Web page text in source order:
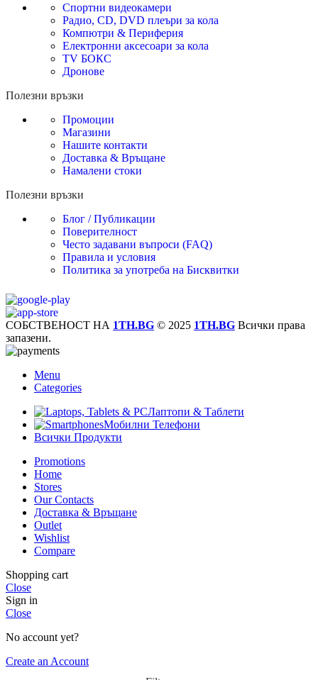
Спортни видеокамери
Радио, CD, DVD плеъри за кола
Компютри & Периферия
Електронни аксесоари за кола
TV БОКС
Дронове
Полезни връзки
Промоции
Магазини
Нашите контакти
Доставка & Връщане
Намалени стоки
Полезни връзки
Блог / Публикации
Поверителност
Често задавани въпроси (FAQ)
Правила и условия
Политика за употреба на Бисквитки
СОБСТВЕНОСТ НА 1TH.BG © 2025 1TH.BG Всички права
запазени.
Menu
Categories
Лаптопи & Таблети
Мобилни Телефони
Всички Продукти
Promotions
Home
Stores
Our Contacts
Доставка & Връщане
Outlet
Wishlist
Compare
Shopping cart
Close
Sign in
Close
No account yet?
Create an Account